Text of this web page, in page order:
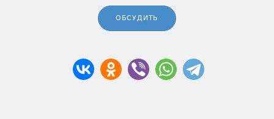
ОБСУДИТЬ